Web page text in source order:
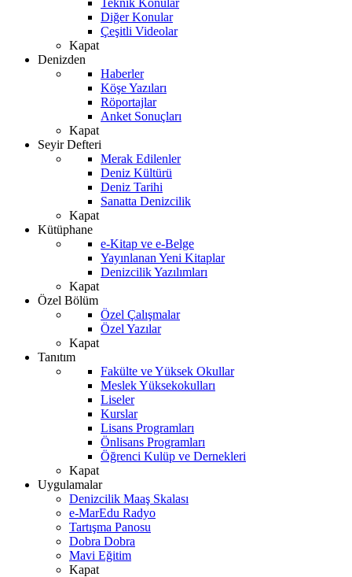
Diğer Konular
Çeşitli Videolar
Kapat
Denizden
Haberler
Köşe Yazıları
Röportajlar
Anket Sonuçları
Kapat
Seyir Defteri
Merak Edilenler
Deniz Kültürü
Deniz Tarihi
Sanatta Denizcilik
Kapat
Kütüphane
e-Kitap ve e-Belge
Yayınlanan Yeni Kitaplar
Denizcilik Yazılımları
Kapat
Özel Bölüm
Özel Çalışmalar
Özel Yazılar
Kapat
Tanıtım
Fakülte ve Yüksek Okullar
Meslek Yüksekokulları
Liseler
Kurslar
Lisans Programları
Önlisans Programları
Öğrenci Kulüp ve Dernekleri
Kapat
Uygulamalar
Denizcilik Maaş Skalası
e-MarEdu Radyo
Tartışma Panosu
Dobra Dobra
Mavi Eğitim
Kapat